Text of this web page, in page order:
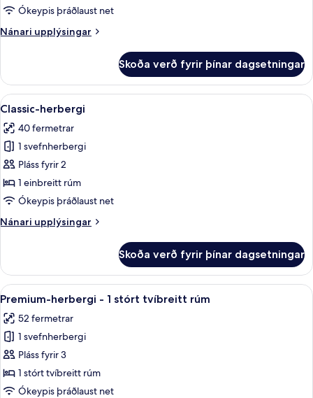
Ókeypis þráðlaust net
Nánari upplýsingar
Nánari
herbergi
Skoða verð fyrir þínar dagsetningar
Skoða
allar
myndir
fyrir
Classic-
herbergi
Rúmföt úr egypskri bómull, rúmföt
8
Classic-herbergi
40 fermetrar
1 svefnherbergi
Pláss fyrir 2
1 einbreitt rúm
Ókeypis þráðlaust net
Nánari upplýsingar
Nánari
herbergi
Skoða verð fyrir þínar dagsetningar
Skoða
allar
myndir
fyrir
Premium-
herbergi
-
Premium-herbergi - 1 stórt tvíbreitt
7
Premium-herbergi - 1 stórt tvíbreitt rúm
52 fermetrar
1 svefnherbergi
Pláss fyrir 3
1 stórt tvíbreitt rúm
Ókeypis þráðlaust net